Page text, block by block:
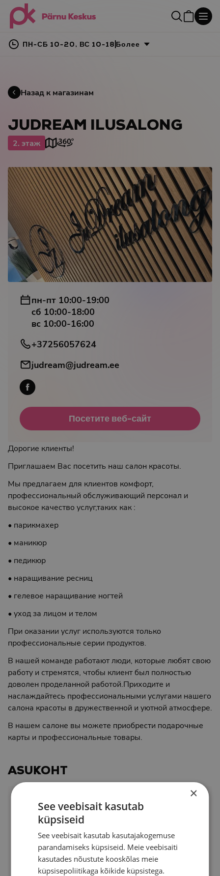
ПН-СБ 10-20, ВС 10-18 Более
Назад к магазинам
JUDREAM ILUSALONG
2. этаж
пн-пт 10:00-19:00
сб 10:00-18:00
вс 10:00-16:00
+37256057624
judream@judream.ee
Посетите веб-сайт
Дорогие клиенты!
Приглашаем Вас посетить наш салон красоты.
Мы предлагаем для клиентов комфорт,
профессиональный обслуживающий персонал и
высокое качество услуг,таких как :
• парикмахер
• маникюр
• педикюр
• наращивание ресниц
• гелевое наращивание ногтей
• уход за лицом и телом
При оказании услуг используются только
профессиональные серии продуктов.
В нашей команде работают люди, которые любят свою
работу и стремятся, чтобы клиент был полностью
доволен проделанной работой.Приходите и
наслаждайтесь профессиональными услугами нашего
салона красоты в дружественной и уютной атмосфере.
В нашем салоне вы можете приобрести подарочные
карты и профессиональные товары.
ASUKOHT
×
See veebisait kasutab
küpsiseid
See veebisait kasutab kasutajakogemuse
parandamiseks küpsiseid. Meie veebisaiti
kasutades nõustute kooskõlas meie
küpsisepoliitikaga kõikide küpsistega.